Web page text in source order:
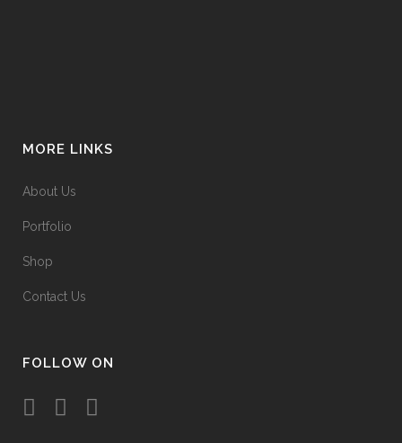
MORE LINKS
About Us
Portfolio
Shop
Contact Us
FOLLOW ON